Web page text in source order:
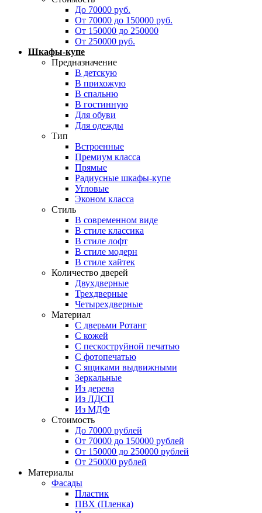
До 70000 руб.
От 70000 до 150000 руб.
От 150000 до 250000
От 250000 руб.
Шкафы-купе
Предназначение
В детскую
В прихожую
В спальню
В гостинную
Для обуви
Для одежды
Тип
Встроенные
Премиум класса
Прямые
Радиусные шкафы-купе
Угловые
Эконом класса
Стиль
В современном виде
В стиле классика
В стиле лофт
В стиле модерн
В стиле хайтек
Количество дверей
Двухдверные
Трехдверные
Четырехдверные
Материал
C дверьми Ротанг
C кожей
C пескоструйной печатью
C фотопечатью
C ящиками выдвижными
Зеркальные
Из дерева
Из ЛДСП
Из МДФ
Стоимость
До 70000 рублей
От 70000 до 150000 рублей
От 150000 до 250000 рублей
От 250000 рублей
Материалы
Фасады
Пластик
ПВХ (Пленка)